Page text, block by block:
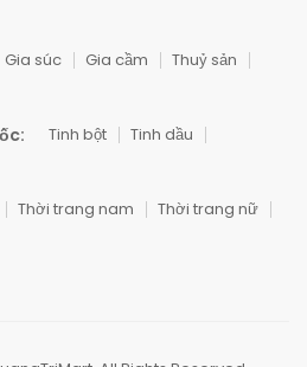
Gia súc Gia cầm
Thuỷ sản
Tinh bột
Tinh dầu
Thời trang nam
Thời trang nữ